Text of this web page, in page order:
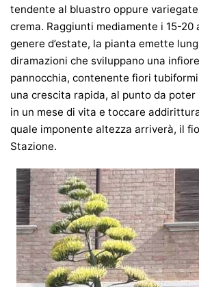
tendente al bluastro oppure
crema. Raggiunti mediamente i 15-20
genere d’estate, la pianta emette
diramazioni che sviluppano una
pannocchia, contenente fiori
una crescita rapida, al punto da
in un mese di vita e toccare
quale imponente altezza arriverà, il
Stazione.